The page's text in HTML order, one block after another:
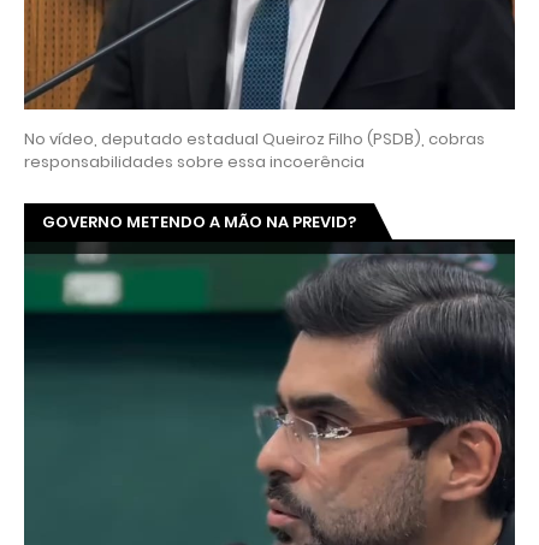
No vídeo, deputado estadual Queiroz Filho (PSDB), cobras
responsabilidades sobre essa incoerência
GOVERNO METENDO A MÃO NA PREVID?